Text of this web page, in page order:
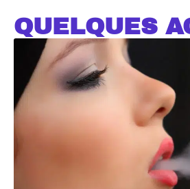
QUELQUES